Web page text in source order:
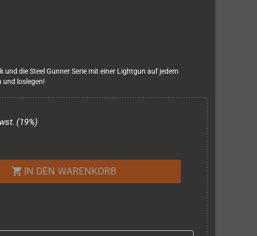
und die Steel Gunner Serie mit einer Lightgun auf jedem
und loslegen!
(19%)
shopping_cart IN DEN WARENKORB